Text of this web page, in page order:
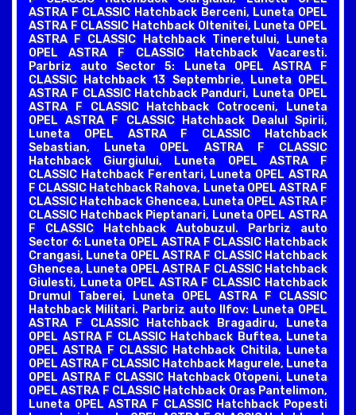
ASTRA F CLASSIC Hatchback Berceni, Luneta OPEL
ASTRA F CLASSIC Hatchback Oltenitei, Luneta OPEL
ASTRA F CLASSIC Hatchback Tineretului, Luneta
OPEL ASTRA F CLASSIC Hatchback Vacaresti.
Parbriz auto Sector 5: Luneta OPEL ASTRA F
CLASSIC Hatchback 13 Septembrie, Luneta OPEL
ASTRA F CLASSIC Hatchback Panduri, Luneta OPEL
ASTRA F CLASSIC Hatchback Cotroceni, Luneta
OPEL ASTRA F CLASSIC Hatchback Dealul Spirii,
Luneta OPEL ASTRA F CLASSIC Hatchback
Sebastian, Luneta OPEL ASTRA F CLASSIC
Hatchback Giurgiului, Luneta OPEL ASTRA F
CLASSIC Hatchback Ferentari, Luneta OPEL ASTRA
F CLASSIC Hatchback Rahova, Luneta OPEL ASTRA F
CLASSIC Hatchback Ghencea, Luneta OPEL ASTRA F
CLASSIC Hatchback Pieptanari, Luneta OPEL ASTRA
F CLASSIC Hatchback Autobuzul. Parbriz auto
Sector 6: Luneta OPEL ASTRA F CLASSIC Hatchback
Crangasi, Luneta OPEL ASTRA F CLASSIC Hatchback
Ghencea, Luneta OPEL ASTRA F CLASSIC Hatchback
Giulesti, Luneta OPEL ASTRA F CLASSIC Hatchback
Drumul Taberei, Luneta OPEL ASTRA F CLASSIC
Hatchback Militari. Parbriz auto Ilfov: Luneta OPEL
ASTRA F CLASSIC Hatchback Bragadiru, Luneta
OPEL ASTRA F CLASSIC Hatchback Buftea, Luneta
OPEL ASTRA F CLASSIC Hatchback Chitila, Luneta
OPEL ASTRA F CLASSIC Hatchback Magurele, Luneta
OPEL ASTRA F CLASSIC Hatchback Otopeni, Luneta
OPEL ASTRA F CLASSIC Hatchback Oras Pantelimon,
Luneta OPEL ASTRA F CLASSIC Hatchback Popesti